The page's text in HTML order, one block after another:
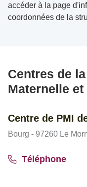
accéder à la page
coordonnées de la
Centres de
Maternelle
Centre de PMI
Bourg - 97260 Le
Téléphone